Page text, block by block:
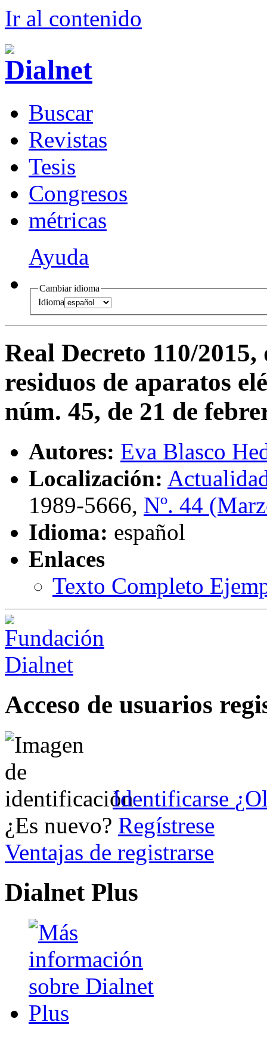
Ir al contenido
Buscar
Revistas
Tesis
Congresos
métricas
Ayuda
Cambiar idioma
Idioma
Real Decreto 110/
residuos de aparatos
núm. 45, de 21 de
Autores: Eva Blasco
Localización:
1989-5666, Nº. 44
Idioma: español
Enlaces
Texto Completo
Acceso de usuarios
Identificarse
¿Es nuevo? Regístrese
Ventajas de registrarse
Dialnet Plus